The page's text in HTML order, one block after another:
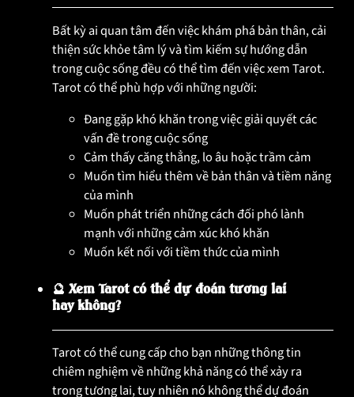
Bất kỳ ai quan tâm đến việc khám phá bản thân, cải
thiện sức khỏe tâm lý và tìm kiếm sự hướng dẫn
trong cuộc sống đều có thể tìm đến việc xem Tarot.
Tarot có thể phù hợp với những người:
Đang gặp khó khăn trong việc giải quyết các
vấn đề trong cuộc sống
Cảm thấy căng thẳng, lo âu hoặc trầm cảm
Muốn tìm hiểu thêm về bản thân và tiềm năng
của mình
Muốn phát triển những cách đối phó lành
mạnh với những cảm xúc khó khăn
Muốn kết nối với tiềm thức của mình
🔮 Xem Tarot có thể dự đoán tương lai
hay không?
Tarot có thể cung cấp cho bạn những thông tin
chiêm nghiệm về những khả năng có thể xảy ra
trong tương lai, tuy nhiên nó không thể dự đoán